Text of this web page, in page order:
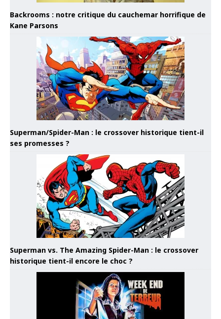
Backrooms : notre critique du cauchemar horrifique de
Kane Parsons
Superman/Spider-Man : le crossover historique tient-il
ses promesses ?
Superman vs. The Amazing Spider-Man : le crossover
historique tient-il encore le choc ?